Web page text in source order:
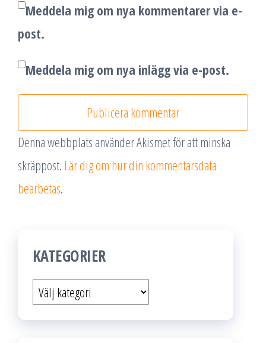
Meddela mig om nya kommentarer via e-
post.
Meddela mig om nya inlägg via e-post.
Denna webbplats använder Akismet för att minska
skräppost. Lär dig om hur din kommentarsdata
bearbetas.
KATEGORIER
Kategorier